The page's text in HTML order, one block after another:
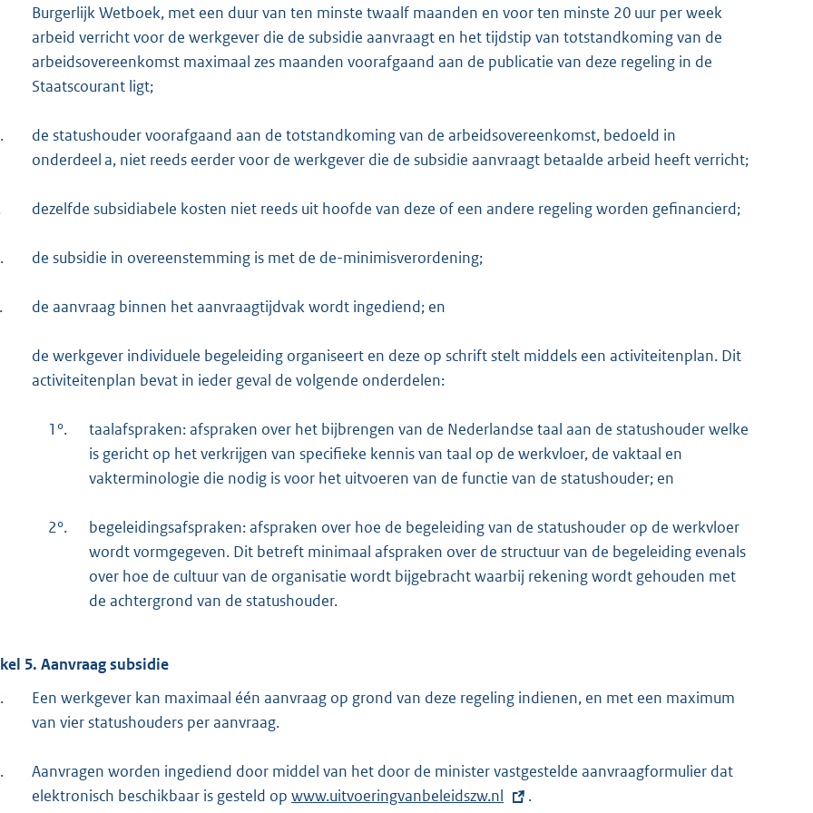
Burgerlijk Wetboek, met een duur van ten minste twaalf maanden en voor ten minste 20 uur per week
arbeid verricht voor de werkgever die de subsidie aanvraagt en het tijdstip van totstandkoming van de
arbeidsovereenkomst maximaal zes maanden voorafgaand aan de publicatie van deze regeling in de
Staatscourant ligt;
de statushouder voorafgaand aan de totstandkoming van de arbeidsovereenkomst, bedoeld in
onderdeel a, niet reeds eerder voor de werkgever die de subsidie aanvraagt betaalde arbeid heeft verricht;
dezelfde subsidiabele kosten niet reeds uit hoofde van deze of een andere regeling worden gefinancierd;
de subsidie in overeenstemming is met de de-minimisverordening;
de aanvraag binnen het aanvraagtijdvak wordt ingediend; en
de werkgever individuele begeleiding organiseert en deze op schrift stelt middels een activiteitenplan. Dit
activiteitenplan bevat in ieder geval de volgende onderdelen:
1°.
taalafspraken: afspraken over het bijbrengen van de Nederlandse taal aan de statushouder welke
is gericht op het verkrijgen van specifieke kennis van taal op de werkvloer, de vaktaal en
vakterminologie die nodig is voor het uitvoeren van de functie van de statushouder; en
2°.
begeleidingsafspraken: afspraken over hoe de begeleiding van de statushouder op de werkvloer
wordt vormgegeven. Dit betreft minimaal afspraken over de structuur van de begeleiding evenals
over hoe de cultuur van de organisatie wordt bijgebracht waarbij rekening wordt gehouden met
de achtergrond van de statushouder.
5. Aanvraag subsidie
Een werkgever kan maximaal één aanvraag op grond van deze regeling indienen, en met een maximum
van vier statushouders per aanvraag.
Aanvragen worden ingediend door middel van het door de minister vastgestelde aanvraagformulier dat
elektronisch beschikbaar is gesteld op E
www.uitvoeringvanbeleidszw.nl .